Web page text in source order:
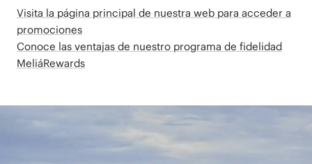
Visita la página principal de nuestra web para acceder a
promociones
Conoce las ventajas de nuestro programa de fidelidad
MeliáRewards